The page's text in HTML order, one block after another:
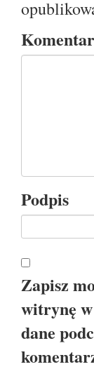
Podpis
Zapisz
witrynę
dane